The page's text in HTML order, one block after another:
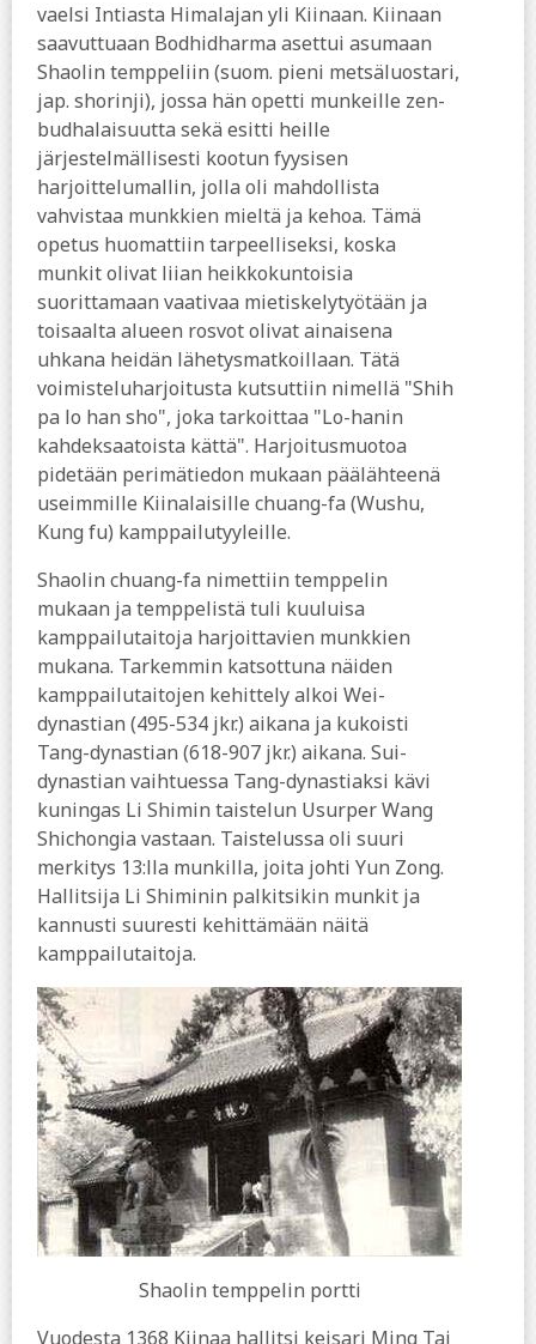
vaelsi Intiasta Himalajan yli Kiinaan. Kiinaan
saavuttuaan Bodhidharma asettui asumaan
Shaolin temppeliin (suom. pieni metsäluostari,
jap. shorinji), jossa hän opetti munkeille zen-
budhalaisuutta sekä esitti heille
järjestelmällisesti kootun fyysisen
harjoittelumallin, jolla oli mahdollista
vahvistaa munkkien mieltä ja kehoa. Tämä
opetus huomattiin tarpeelliseksi, koska
munkit olivat liian heikkokuntoisia
suorittamaan vaativaa mietiskelytyötään ja
toisaalta alueen rosvot olivat ainaisena
uhkana heidän lähetysmatkoillaan. Tätä
voimisteluharjoitusta kutsuttiin nimellä "Shih
pa lo han sho", joka tarkoittaa "Lo-hanin
kahdeksaatoista kättä". Harjoitusmuotoa
pidetään perimätiedon mukaan päälähteenä
useimmille Kiinalaisille chuang-fa (Wushu,
Kung fu) kamppailutyyleille.
Shaolin chuang-fa nimettiin temppelin
mukaan ja temppelistä tuli kuuluisa
kamppailutaitoja harjoittavien munkkien
mukana. Tarkemmin katsottuna näiden
kamppailutaitojen kehittely alkoi Wei-
dynastian (495-534 jkr.) aikana ja kukoisti
Tang-dynastian (618-907 jkr.) aikana. Sui-
dynastian vaihtuessa Tang-dynastiaksi kävi
kuningas Li Shimin taistelun Usurper Wang
Shichongia vastaan. Taistelussa oli suuri
merkitys 13:lla munkilla, joita johti Yun Zong.
Hallitsija Li Shiminin palkitsikin munkit ja
kannusti suuresti kehittämään näitä
kamppailutaitoja.
Shaolin temppelin portti
Vuodesta 1368 Kiinaa hallitsi keisari Ming Tai